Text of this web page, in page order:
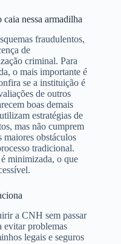
nessa armadilha
fraudulentos,
de
criminal. Para
o mais importante é
se a instituição é
de outros
boas demais
estratégias de
mas não cumprem
maiores obstáculos
tradicional.
minimizada, o que
a CNH sem passar
evitar problemas
legais e seguros